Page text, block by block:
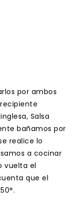
por ambos
Salsa
bañamos por
realice lo
a cocinar
vuelta el
que el